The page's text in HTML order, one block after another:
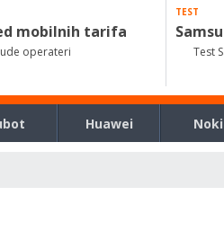
mobilnih tarifa
operateri
TEST
Test
Huawei